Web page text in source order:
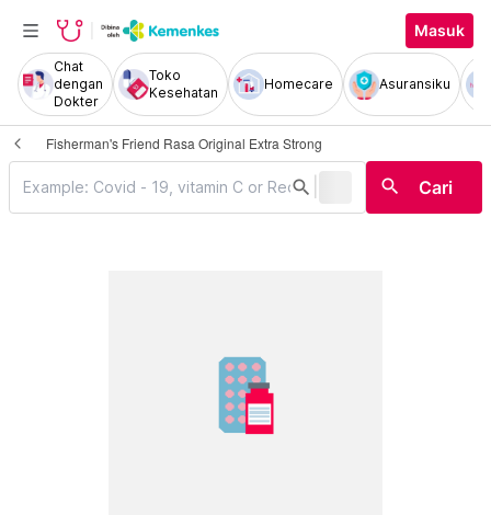
Masuk
Chat
dengan
Dokter
Toko
Kesehatan
Homecare Asuransiku
Fisherman's Friend Rasa Original Extra Strong
search search Cari